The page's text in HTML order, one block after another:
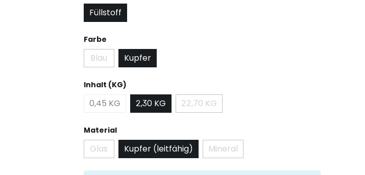
Füllstoff
Farbeauswählen
Blau(Diese Option ist zurzeit nicht verfügbar.)
Kupfer
Inhalt (KG)auswählen
0,45 KG 2,30 KG 22,70 KG(Diese Option ist zurzeit nicht verfügbar.)
Materialauswählen
Glas(Diese Option ist zurzeit nicht verfügbar.)
Kupfer (leitfähig) Mineral(Diese Option ist zurzeit nicht